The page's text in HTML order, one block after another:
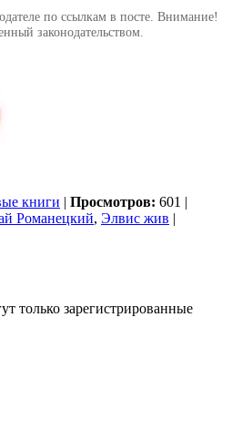
по ссылкам в посте. Внимание!
законодательством.
книги | Просмотров: 601 |
Романецкий, Элвис жив |
только зарегистрированные